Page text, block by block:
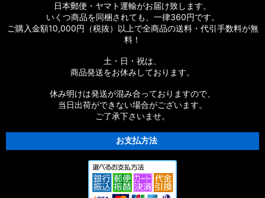
日本郵便・ヤマト運輸がお届け致します。
いくつ商品を同梱されても、一律360円です。
ご購入金額10,000円（税抜）以上で全商品の送料・代引手数料が無
料！
土・日・祝は、
商品発送をお休みしております。
休み明けは発送が混み合っておりますので、
当日出荷ができない場合がございます。
ご了承下さいませ。
お支払方法